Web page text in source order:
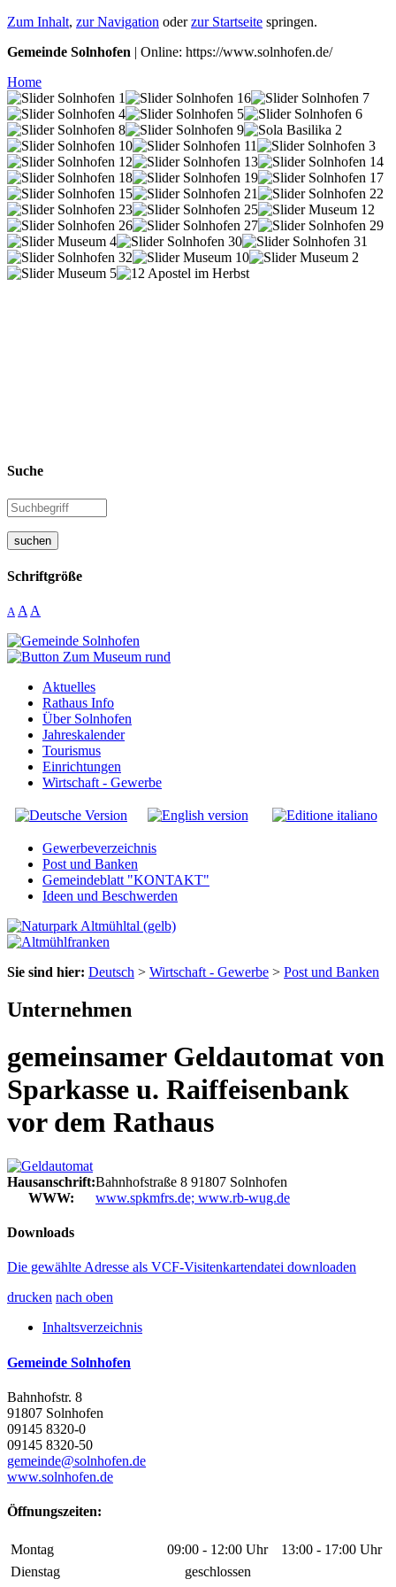
Zum Inhalt, zur Navigation oderzur Startseite springen.
Gemeinde Solnhofen | Online: https://www.solnhofen.de/
Home
Suche
suchen
Schriftgröße
A A A
Aktuelles
Rathaus Info
Über Solnhofen
Jahreskalender
Tourismus
Einrichtungen
Wirtschaft - Gewerbe
Gewerbeverzeichnis
Post und Banken
Gemeindeblatt "KONTAKT"
Ideen und Beschwerden
Sie sind hier: Deutsch > Wirtschaft - Gewerbe > Post und Banken
Unternehmen
gemeinsamer Geldautomat von
Sparkasse u. Raiffeisenbank
vor dem Rathaus
Hausanschrift:Bahnhofstraße 8 91807 Solnhofen
WWW:
www.spkmfrs.de; www.rb-wug.de
Downloads
Die gewählte Adresse als VCF-Visitenkartendatei downloaden
drucken nach oben
Inhaltsverzeichnis
Gemeinde Solnhofen
Bahnhofstr. 8
91807 Solnhofen
09145 8320-0
09145 8320-50
gemeinde@solnhofen.de
www.solnhofen.de
Öffnungszeiten:
Montag 09:00 - 12:00 Uhr
13:00 - 17:00 Uhr
Dienstag
geschlossen